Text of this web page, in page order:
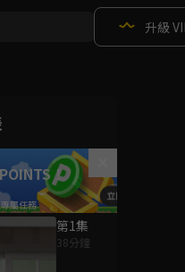
升級
！
第1集
38分鐘